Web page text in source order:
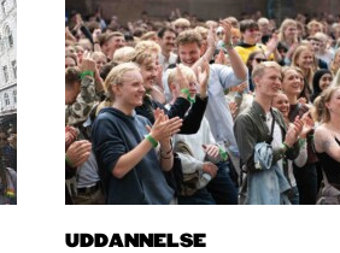
UDDANNELSE